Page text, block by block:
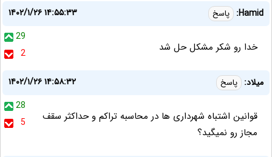
Hamid: پاسخ
۱۴۰۲/۱/۲۶ ۱۴:۵۵:۳۳
29
2
خدا رو شکر مشکل حل شد
میلاد: پاسخ
۱۴۰۲/۱/۲۶ ۱۴:۵۸:۳۲
28
5
قوانین اشتباه شهرداری ها در محاسبه تراکم و حداکثر سقف
مجاز رو نمیگید؟